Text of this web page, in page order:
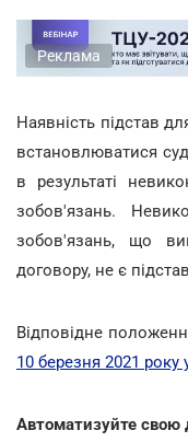
Реклама
Наявність підстав
встановлюватися
в результаті
зобов'язань.
зобов'язань, що
договору, не є
Відповідне
10 березня 2021
Автоматизуйте свою